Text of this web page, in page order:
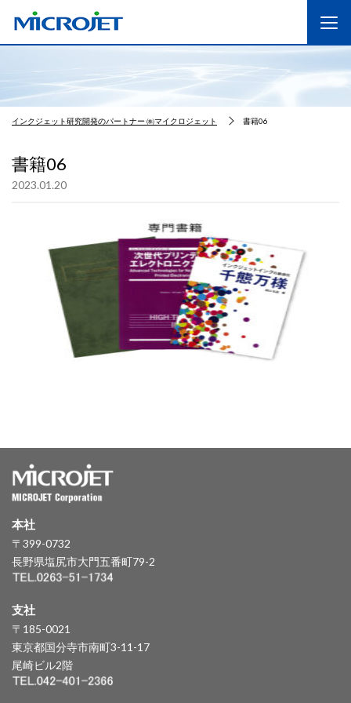
インクジェット研究開発のパートナー ㈱マイクロジェット 書籍06
書籍06
2023.01.20
本社
〒399-0732
長野県塩尻市大門五番町79-2
支社
〒185-0021
東京都国分寺市南町3-11-17
尾崎ビル2階